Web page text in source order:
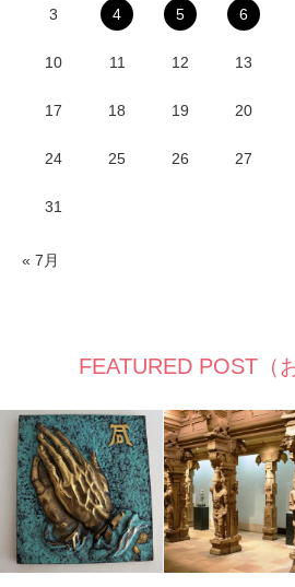
3 4 5 6
10 11 12 13
17 18 19 20
24 25 26 27
31
« 7月
FEATURED POST（